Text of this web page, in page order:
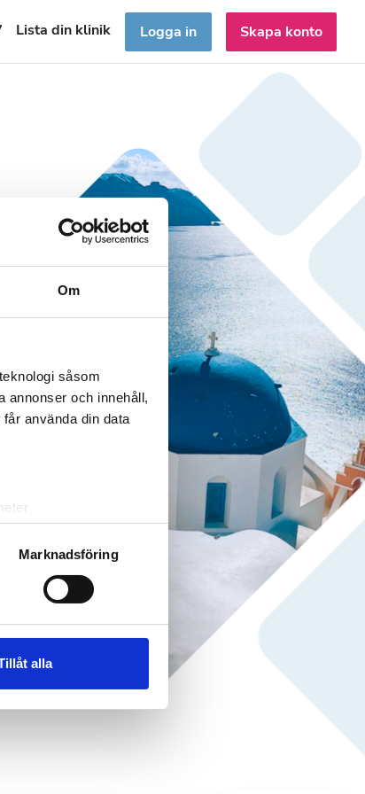
Om
såsom
annonser och innehåll,
använda din data
. Du kan ändra
från din enhet
informationen
Marknadsföring
alla
Lista din klinik Logga in Skapa konto